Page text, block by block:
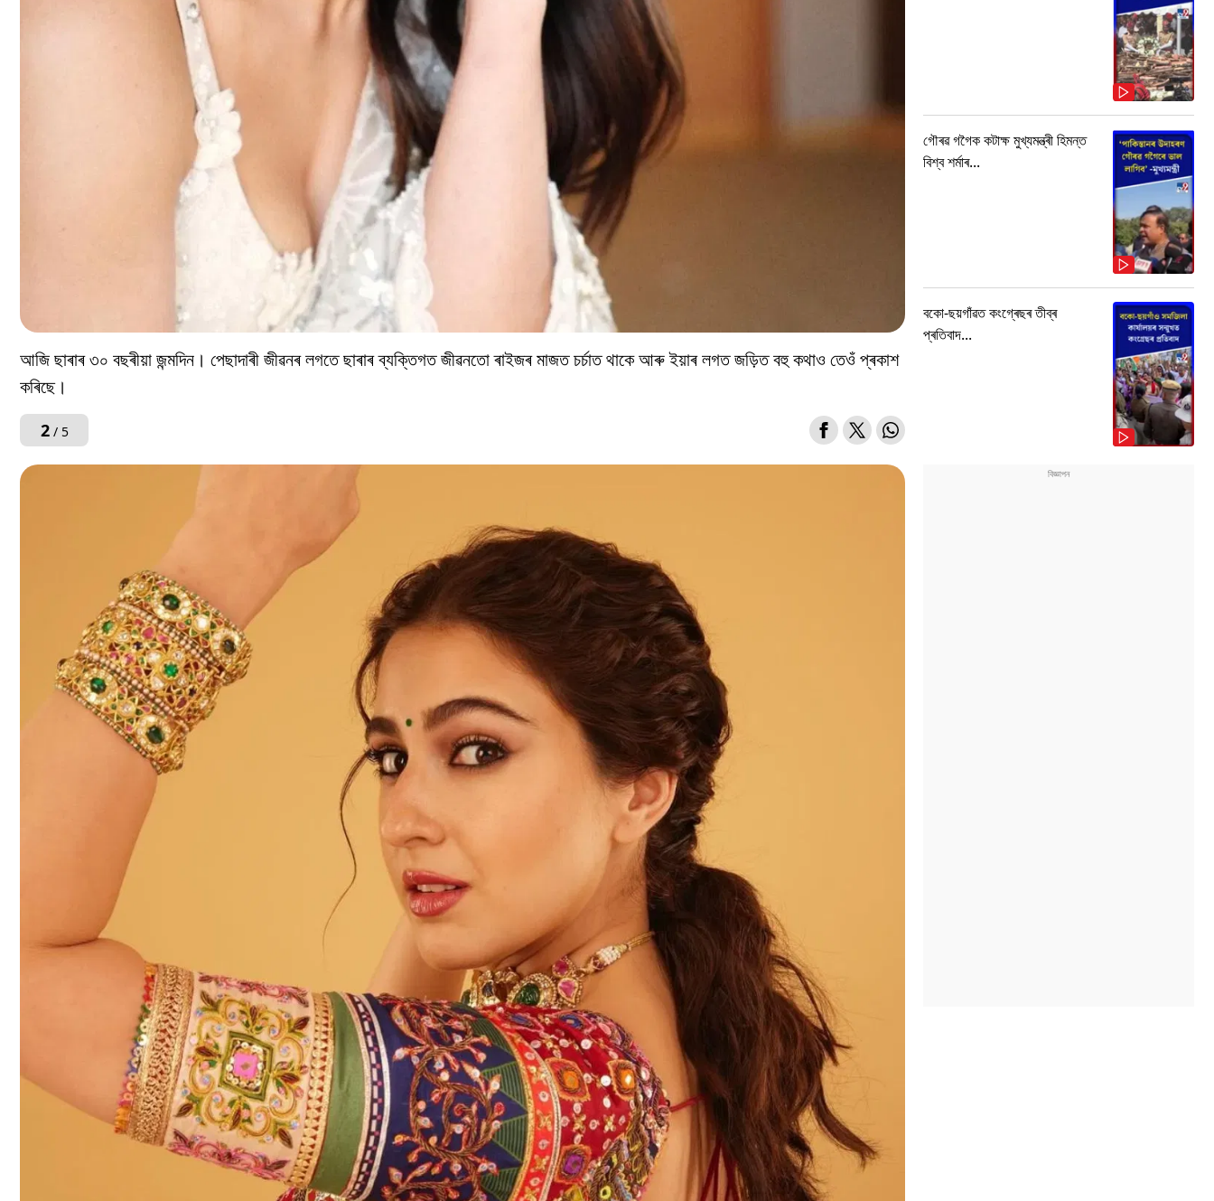
আজি ছাৰাৰ ৩০ বছৰীয়া জন্মদিন। পেছাদাৰী জীৱনৰ লগতে ছাৰাৰ ব্যক্তিগত জীৱনতো ৰাইজৰ মাজত চৰ্চাত থাকে আৰু ইয়াৰ লগত জড়িত বহু কথাও তেওঁ প্ৰকাশ
কৰিছে।
2/ 5
গৌৰৱ গগৈক কটাক্ষ মুখ্যমন্ত্ৰী হিমন্ত
বিশ্ব শৰ্মাৰ...
বকো-ছয়গাঁৱত কংগ্ৰেছৰ তীব্ৰ
প্ৰতিবাদ...